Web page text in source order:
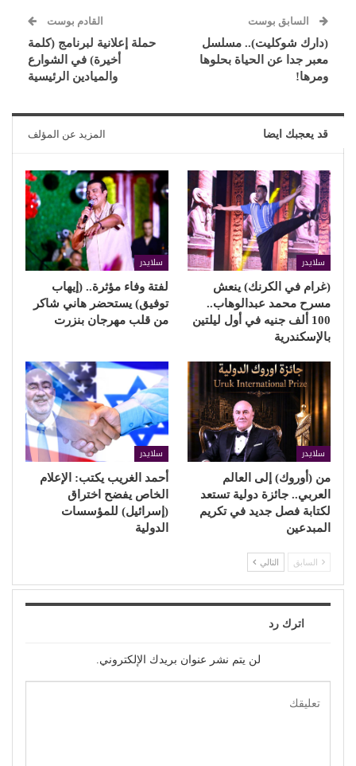
السابق بوست
(دارك شوكليت).. مسلسل
معبر جدا عن الحياة بحلوها
ومرها!
القادم بوست
حملة إعلانية لبرنامج (كلمة
أخيرة) في الشوارع
والميادين الرئيسية
قد يعجبك ايضا المزيد عن المؤلف
سلايدر
(غرام في الكرنك) ينعش
مسرح محمد عبدالوهاب..
100 ألف جنيه في أول ليلتين
بالإسكندرية
سلايدر
لفتة وفاء مؤثرة.. (إيهاب
توفيق) يستحضر هاني شاكر
من قلب مهرجان بنزرت
سلايدر
من (أوروك) إلى العالم
العربي.. جائزة دولية تستعد
لكتابة فصل جديد في تكريم
المبدعين
سلايدر
أحمد الغريب يكتب: الإعلام
الخاص يفضح اختراق
(إسرائيل) للمؤسسات
الدولية
السابق التالي
اترك رد
لن يتم نشر عنوان بريدك الإلكتروني.